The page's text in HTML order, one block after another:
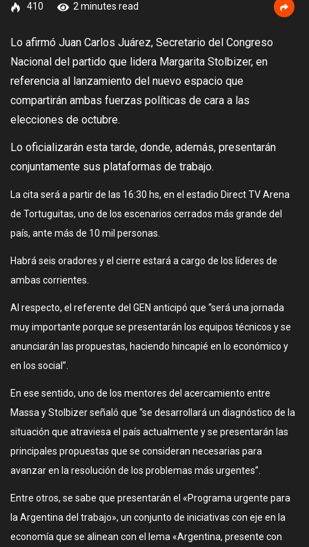
410 2 minutes read
Lo afirmó Juan Carlos Juárez, Secretario del Congreso
Nacional del partido que lidera Margarita Stolbizer, en
referencia al lanzamiento del nuevo espacio que
compartirán ambas fuerzas políticas de cara a las
elecciones de octubre.
Lo oficializarán esta tarde, donde, además, presentarán
conjuntamente sus plataformas de trabajo.
La cita será a partir de las 16:30 hs, en el estadio Direct TV Arena
de Tortuguitas, uno de los escenarios cerrados más grande del
país, ante más de 10 mil personas.
Habrá seis oradores y el cierre estará a cargo de los líderes de
ambas corrientes.
Al respecto, el referente del GEN anticipó que “será una jornada
muy importante porque se presentarán los equipos técnicos y se
anunciarán las propuestas, haciendo hincapié en lo económico y
en los social”.
En ese sentido, uno de los mentores del acercamiento entre
Massa y Stolbizer señaló que “se desarrollará un diagnóstico de la
situación que atraviesa el país actualmente y se presentarán las
principales propuestas que se consideran necesarias para
avanzar en la resolución de los problemas más urgentes”.
Entre otros, se sabe que presentarán el «Programa urgente para
la Argentina del trabajo», un conjunto de iniciativas con eje en la
economía que se alinean con el lema «Argentina, presente con